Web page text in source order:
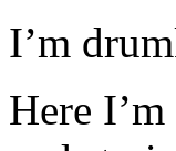
I’m
Here